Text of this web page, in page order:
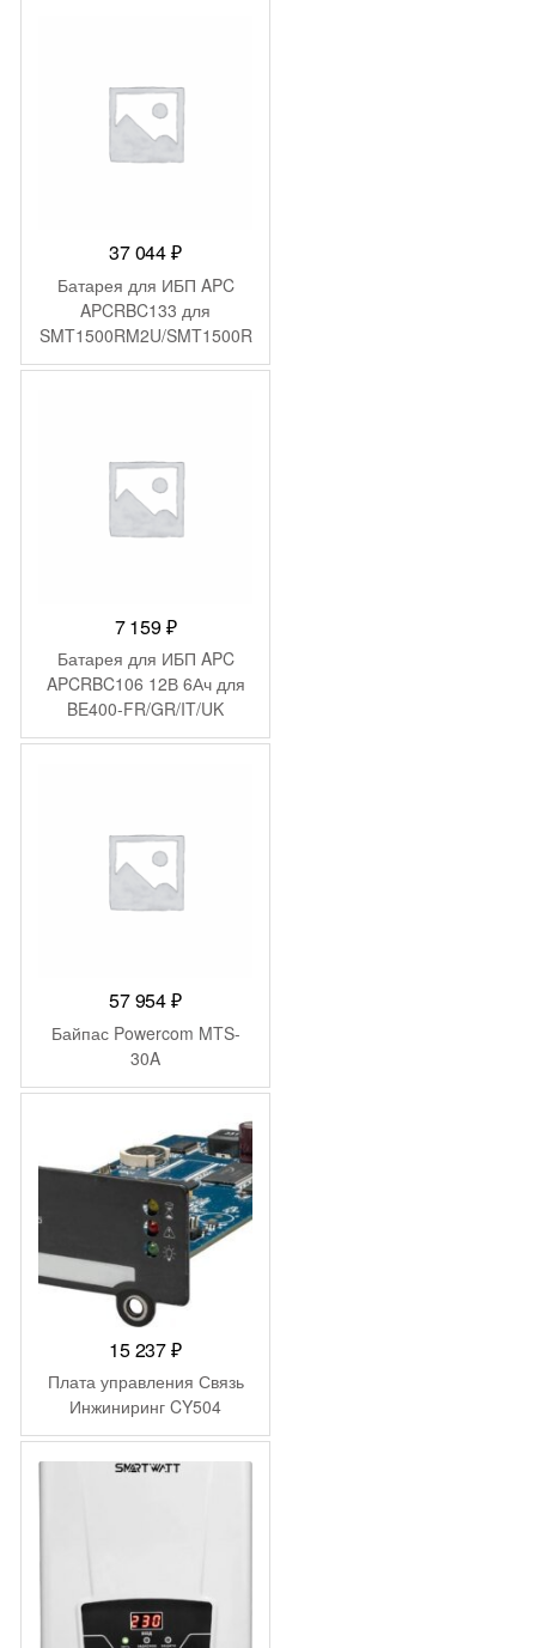
37 044₽
Батарея для ИБП APC
APCRBC133 для
SMT1500RM2U/SMT1500R
M2UTW/SMT1500RMI2U/S
7 159₽
Батарея для ИБП APC
APCRBC106 12В 6Ач для
BE400-FR/GR/IT/UK
57 954₽
Байпас Powercom MTS-
30A
15 237₽
Плата управления Связь
Инжиниринг CY504